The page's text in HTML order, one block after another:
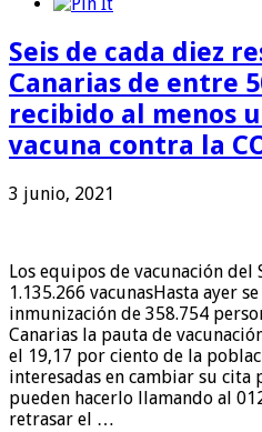
Seis de cada diez
Canarias de entre
recibido al menos
vacuna contra la
3 junio, 2021
Los equipos de vacunación del
1.135.266 vacunasHasta ayer
inmunización de 358.754
Canarias la pauta de
el 19,17 por ciento de la
interesadas en cambiar su cita
pueden hacerlo llamando al
retrasar el …